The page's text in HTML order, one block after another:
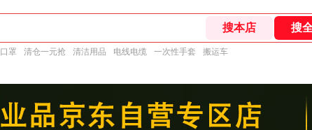
口罩 清仓一元抢 清洁用品 电线电缆 一次性手套 搬运车